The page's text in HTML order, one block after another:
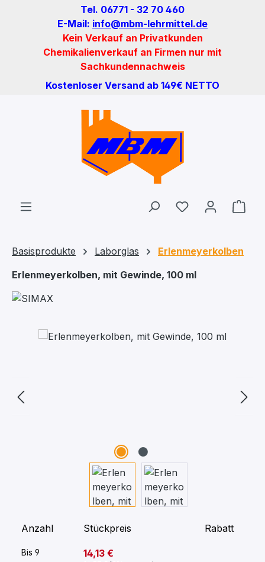
Zum Hauptinhalt springenTel. 06771 - 32 70 460
E-Mail: info@mbm-lehrmittel.de
Kein Verkauf an Privatkunden
Chemikalienverkauf an Firmen nur mit
Sachkundennachweis
Kostenloser Versand ab 149€ NETTO
Du hast 0
Basisprodukte Laborglas
Erlenmeyerkolben
Erlenmeyerkolben, mit Gewinde, 100 ml
Bildergalerie überspringen
Anzahl Stückpreis Rabatt
Bis 9 14,13 €